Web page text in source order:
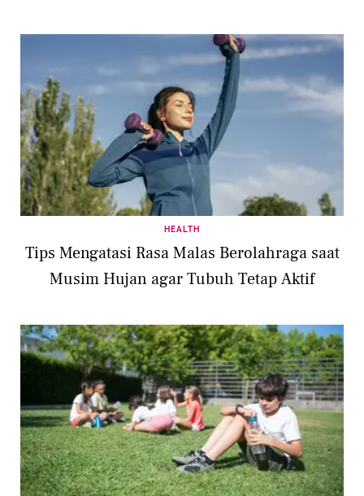
HEALTH
Tips Mengatasi Rasa Malas Berolahraga saat
Musim Hujan agar Tubuh Tetap Aktif